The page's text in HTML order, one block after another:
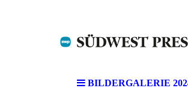
BILDERGALERIE